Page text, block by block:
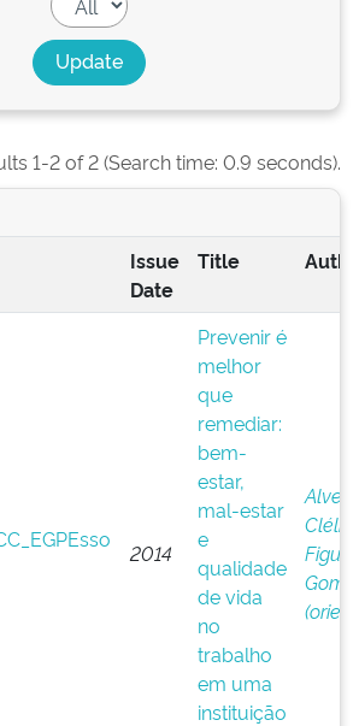
1-2 of 2 (Search time: 0.9 seconds).
Issue
Date
Title
2014
Prevenir é
melhor
que
remediar:
bem-
estar,
mal-estar
e
qualidade
de vida
no
trabalho
em uma
instituição
Clélia